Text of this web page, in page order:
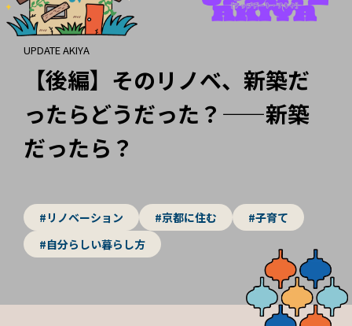
UPDATE AKIYA
【後編】そのリノベ、新築だ
ったらどうだった？——新築
だったら？
#リノベーション #京都に住む
#子育て
#自分らしい暮らし方